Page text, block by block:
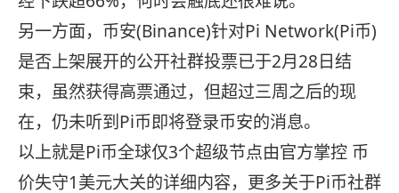
另一方面，币安(Binance)针对Pi Network(Pi币)
是否上架展开的公开社群投票已于2月28日结
束，虽然获得高票通过，但超过三周之后的现
在，仍未听到Pi币即将登录币安的消息。
以上就是Pi币全球仅3个超级节点由官方掌控 币
价失守1美元大关的详细内容，更多关于Pi币社群